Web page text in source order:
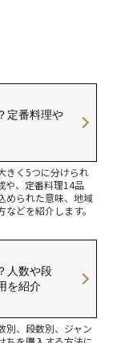
定番料理や
きく5つに分けられ
や、定番料理14品
められた意味、地域
どを紹介します。
人数や段
を紹介
別、段数別、ジャン